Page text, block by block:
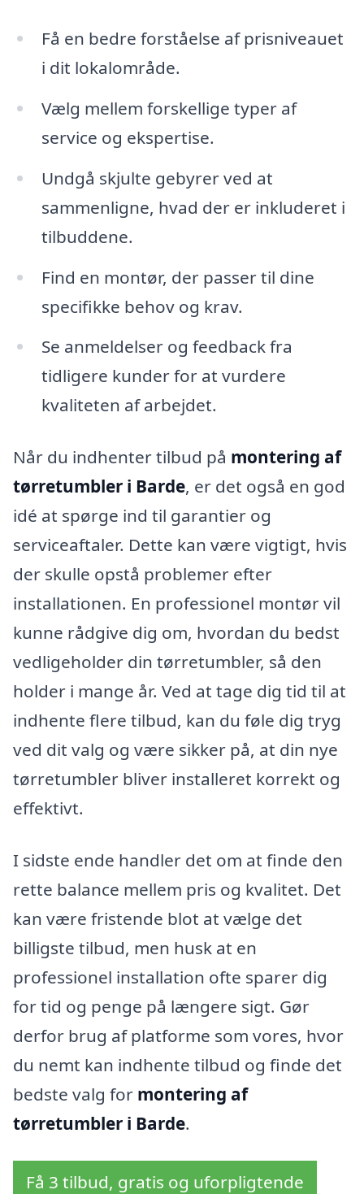
Få en bedre forståelse af prisniveauet
i dit lokalområde.
Vælg mellem forskellige typer af
service og ekspertise.
Undgå skjulte gebyrer ved at
sammenligne, hvad der er inkluderet i
tilbuddene.
Find en montør, der passer til dine
specifikke behov og krav.
Se anmeldelser og feedback fra
tidligere kunder for at vurdere
kvaliteten af arbejdet.
Når du indhenter tilbud på montering af
tørretumbler i Barde, er det også en god
idé at spørge ind til garantier og
serviceaftaler. Dette kan være vigtigt, hvis
der skulle opstå problemer efter
installationen. En professionel montør vil
kunne rådgive dig om, hvordan du bedst
vedligeholder din tørretumbler, så den
holder i mange år. Ved at tage dig tid til at
indhente flere tilbud, kan du føle dig tryg
ved dit valg og være sikker på, at din nye
tørretumbler bliver installeret korrekt og
effektivt.
I sidste ende handler det om at finde den
rette balance mellem pris og kvalitet. Det
kan være fristende blot at vælge det
billigste tilbud, men husk at en
professionel installation ofte sparer dig
for tid og penge på længere sigt. Gør
derfor brug af platforme som vores, hvor
du nemt kan indhente tilbud og finde det
bedste valg for montering af
tørretumbler i Barde.
Få 3 tilbud, gratis og uforpligtende